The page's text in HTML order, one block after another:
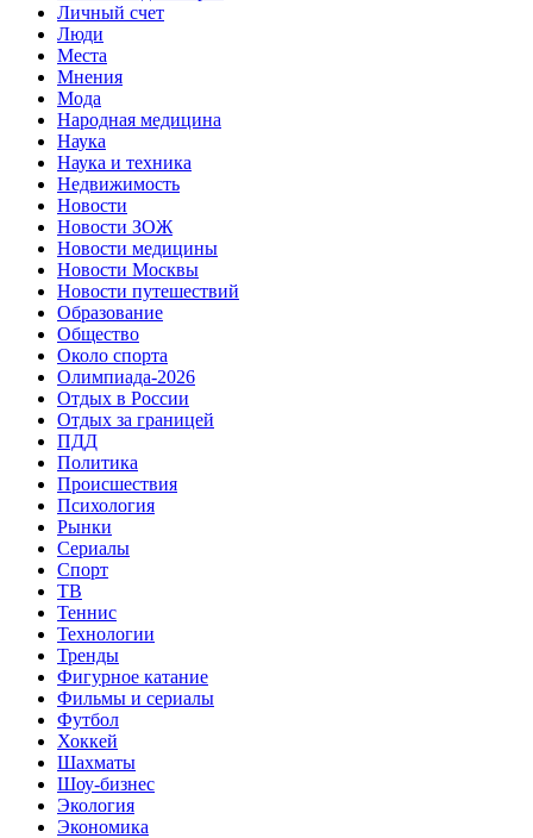
Личный счет
Люди
Места
Мнения
Мода
Народная медицина
Наука
Наука и техника
Недвижимость
Новости
Новости ЗОЖ
Новости медицины
Новости Москвы
Новости путешествий
Образование
Общество
Около спорта
Олимпиада-2026
Отдых в России
Отдых за границей
ПДД
Политика
Происшествия
Психология
Рынки
Сериалы
Спорт
ТВ
Теннис
Технологии
Тренды
Фигурное катание
Фильмы и сериалы
Футбол
Хоккей
Шахматы
Шоу-бизнес
Экология
Экономика